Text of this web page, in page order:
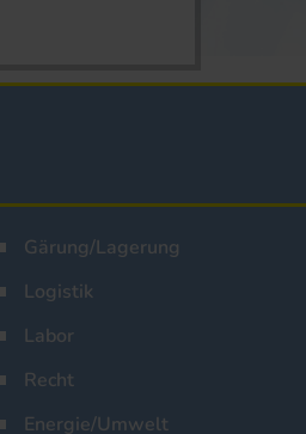
Gärung/Lagerung
Logistik
Labor
Recht
Energie/Umwelt